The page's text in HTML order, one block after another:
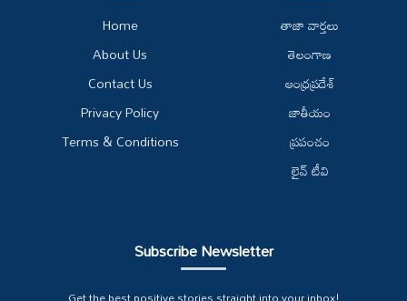
Home
About Us
Contact Us
Privacy Policy
Terms & Conditions
తాజా వార్తలు
తెలంగాణ
ఆంధ్రప్రదేశ్
జాతీయం
ప్రపంచం
లైవ్ టీవి
Subscribe Newsletter